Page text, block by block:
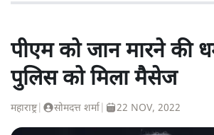
पीएम को जान मारने की
पुलिस को मिला मैसेज
महाराष्ट्र| सोमदत्त शर्मा 22 NOV, 2022